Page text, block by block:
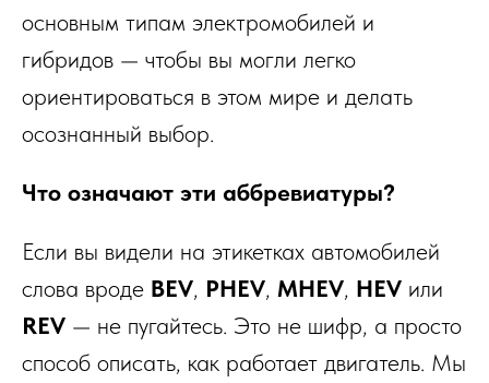
основным типам электромобилей и
гибридов — чтобы вы могли легко
ориентироваться в этом мире и делать
осознанный выбор.
Что означают эти аббревиатуры?
Если вы видели на этикетках автомобилей
слова вроде BEV, PHEV, MHEV, HEV или
REV — не пугайтесь. Это не шифр, а просто
способ описать, как работает двигатель. Мы